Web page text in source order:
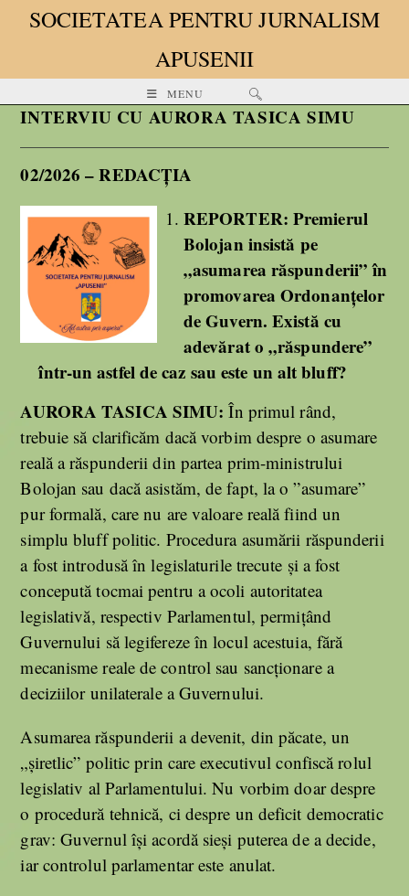
SOCIETATEA PENTRU JURNALISM
APUSENII
MENU
INTERVIU CU AURORA TASICA SIMU
02/2026 – REDACȚIA
REPORTER: Premierul
Bolojan insistă pe
„asumarea răspunderii” în
promovarea Ordonanțelor
de Guvern. Există cu
adevărat o „răspundere”
într-un astfel de caz sau este un alt bluff?
AURORA TASICA SIMU:În primul rând,
trebuie să clarificăm dacă vorbim despre o asumare
reală a răspunderii din partea prim-ministrului
Bolojan sau dacă asistăm, de fapt, la o ”asumare”
pur formală, care nu are valoare reală fiind un
simplu bluff politic. Procedura asumării răspunderii
a fost introdusă în legislaturile trecute și a fost
concepută tocmai pentru a ocoli autoritatea
legislativă, respectiv Parlamentul, permițând
Guvernului să legifereze în locul acestuia, fără
mecanisme reale de control sau sancționare a
deciziilor unilaterale a Guvernului.
Asumarea răspunderii a devenit, din păcate, un
„șiretlic” politic prin care executivul confiscă rolul
legislativ al Parlamentului. Nu vorbim doar despre
o procedură tehnică, ci despre un deficit democratic
grav: Guvernul își acordă sieși puterea de a decide,
iar controlul parlamentar este anulat.